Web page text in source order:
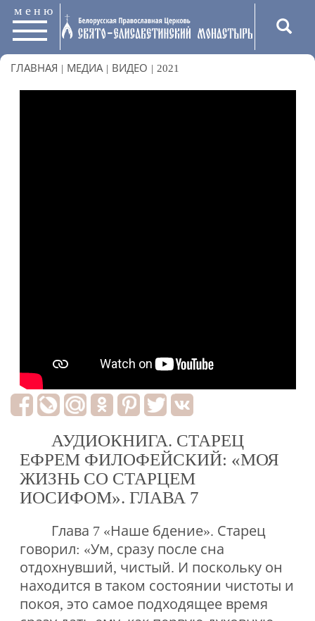
меню
ГЛАВНАЯ | МЕДИА | ВИДЕО | 2021
АУДИОКНИГА. СТАРЕЦ
ЕФРЕМ ФИЛОФЕЙСКИЙ: «МОЯ
ЖИЗНЬ СО СТАРЦЕМ
ИОСИФОМ». ГЛАВА 7
Глава 7 «Наше бдение». Старец
говорил: «Ум, сразу после сна
отдохнувший, чистый. И поскольку он
находится в таком состоянии чистоты и
покоя, это самое подходящее время